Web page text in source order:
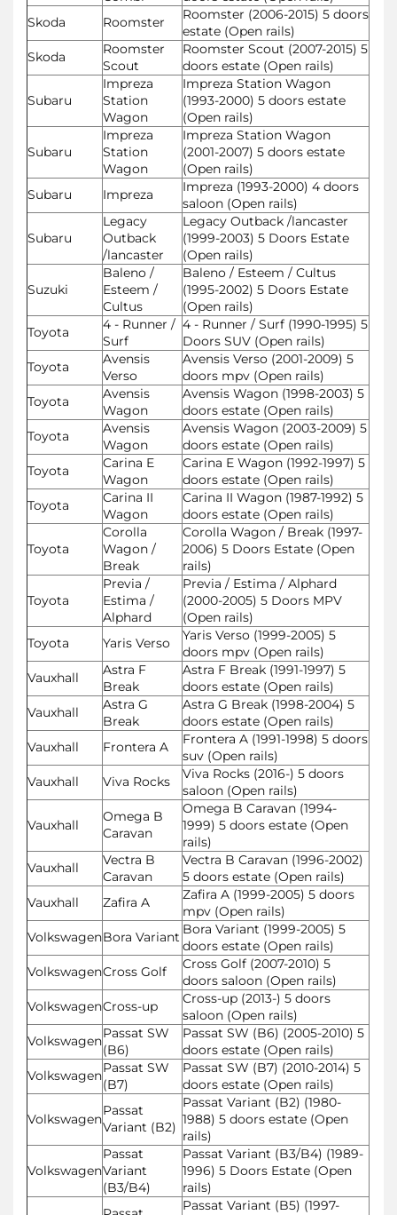
Skoda
Roomster
Roomster (2006-2015) 5 doors
estate (Open rails)
Skoda
Roomster
Scout
Roomster Scout (2007-2015) 5
doors estate (Open rails)
Subaru
Impreza
Station
Wagon
Impreza Station Wagon
(1993-2000) 5 doors estate
(Open rails)
Subaru
Impreza
Station
Wagon
Impreza Station Wagon
(2001-2007) 5 doors estate
(Open rails)
Subaru
Impreza
Impreza (1993-2000) 4 doors
saloon (Open rails)
Subaru
Legacy
Outback
/lancaster
Legacy Outback /lancaster
(1999-2003) 5 Doors Estate
(Open rails)
Suzuki
Baleno /
Esteem /
Cultus
Baleno / Esteem / Cultus
(1995-2002) 5 Doors Estate
(Open rails)
Toyota
4 - Runner /
Surf
4 - Runner / Surf (1990-1995) 5
Doors SUV (Open rails)
Toyota
Avensis
Verso
Avensis Verso (2001-2009) 5
doors mpv (Open rails)
Toyota
Avensis
Wagon
Avensis Wagon (1998-2003) 5
doors estate (Open rails)
Toyota
Avensis
Wagon
Avensis Wagon (2003-2009) 5
doors estate (Open rails)
Toyota
Carina E
Wagon
Carina E Wagon (1992-1997) 5
doors estate (Open rails)
Toyota
Carina II
Wagon
Carina II Wagon (1987-1992) 5
doors estate (Open rails)
Toyota
Corolla
Wagon /
Break
Corolla Wagon / Break (1997-
2006) 5 Doors Estate (Open
rails)
Toyota
Previa /
Estima /
Alphard
Previa / Estima / Alphard
(2000-2005) 5 Doors MPV
(Open rails)
Toyota
Yaris Verso
Yaris Verso (1999-2005) 5
doors mpv (Open rails)
Vauxhall
Astra F
Break
Astra F Break (1991-1997) 5
doors estate (Open rails)
Vauxhall
Astra G
Break
Astra G Break (1998-2004) 5
doors estate (Open rails)
Vauxhall
Frontera A
Frontera A (1991-1998) 5 doors
suv (Open rails)
Vauxhall
Viva Rocks
Viva Rocks (2016-) 5 doors
saloon (Open rails)
Vauxhall
Omega B
Caravan
Omega B Caravan (1994-
1999) 5 doors estate (Open
rails)
Vauxhall
Vectra B
Caravan
Vectra B Caravan (1996-2002)
5 doors estate (Open rails)
Vauxhall
Zafira A
Zafira A (1999-2005) 5 doors
mpv (Open rails)
VolkswagenBora Variant Bora Variant (1999-2005) 5
doors estate (Open rails)
VolkswagenCross Golf
Cross Golf (2007-2010) 5
doors saloon (Open rails)
VolkswagenCross-up
Cross-up (2013-) 5 doors
saloon (Open rails)
VolkswagenPassat SW
(B6)
Passat SW (B6) (2005-2010) 5
doors estate (Open rails)
VolkswagenPassat SW
(B7)
Passat SW (B7) (2010-2014) 5
doors estate (Open rails)
Volkswagen
Passat
Variant (B2)
Passat Variant (B2) (1980-
1988) 5 doors estate (Open
rails)
Volkswagen
Passat
Variant
(B3/B4)
Passat Variant (B3/B4) (1989-
1996) 5 Doors Estate (Open
rails)
Passat Variant (B5) (1997-